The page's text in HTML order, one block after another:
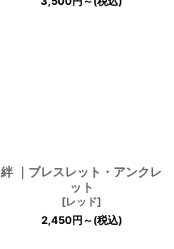
絆 ｜ブレスレット・アンクレ
ット
[レッド]
2,450円～(税込)